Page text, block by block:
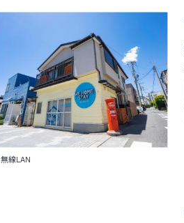
無線LAN